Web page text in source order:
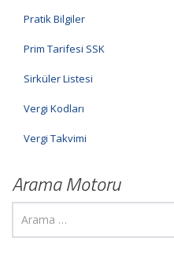
Pratik Bilgiler
Prim Tarifesi SSK
Sirküler Listesi
Vergi Kodları
Vergi Takvimi
Arama Motoru